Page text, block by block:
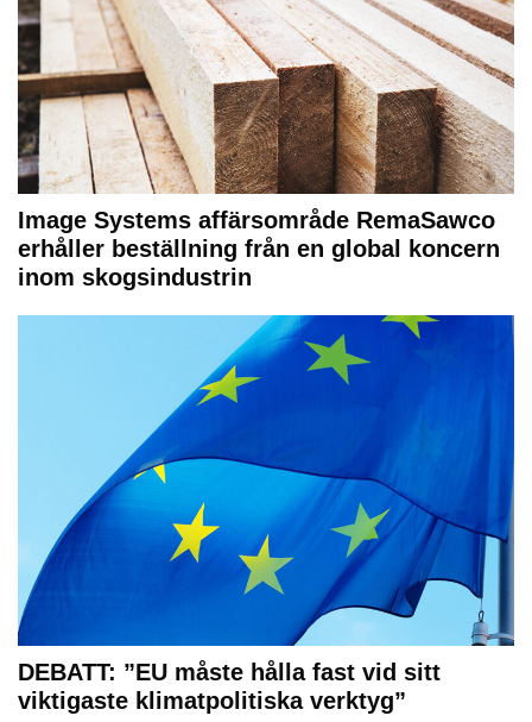
Image Systems affärsområde RemaSawco
erhåller beställning från en global koncern
inom skogsindustrin
DEBATT: ”EU måste hålla fast vid sitt
viktigaste klimatpolitiska verktyg”